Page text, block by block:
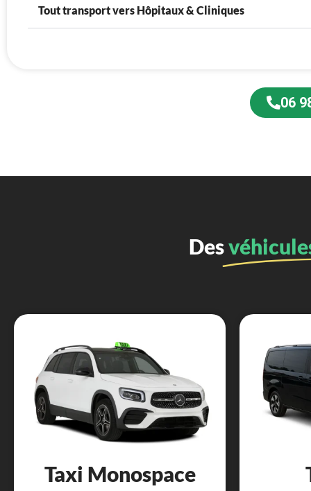
Tout transport vers Hôpitaux & Cliniques
06
Des
Taxi Monospace